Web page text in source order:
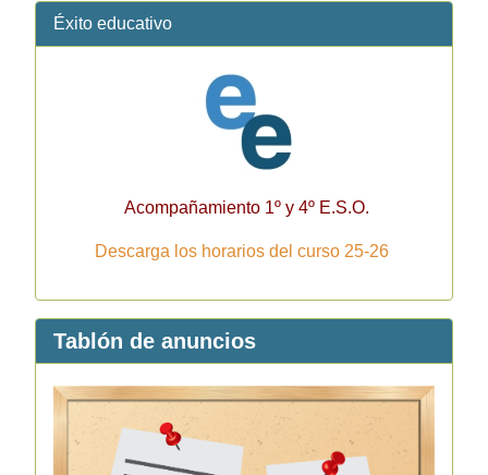
Éxito educativo
Acompañamiento 1º y 4º E.S.O.
Descarga los horarios del curso 25-26
Tablón de anuncios